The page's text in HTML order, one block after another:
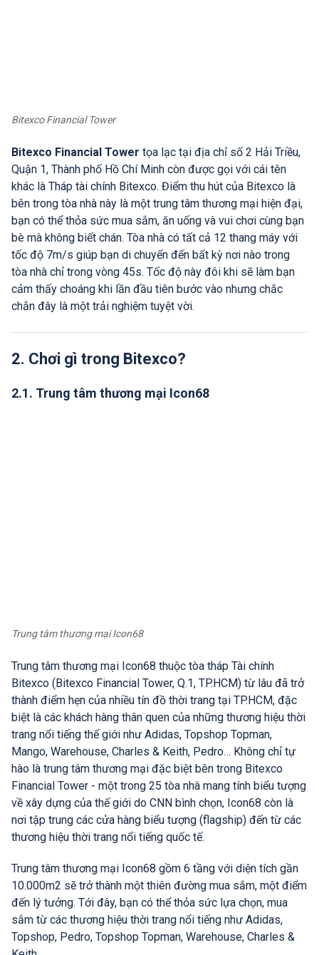
Bitexco Financial Tower
Bitexco Financial Tower tọa lạc tại địa chỉ số 2 Hải Triều,
Quận 1, Thành phố Hồ Chí Minh còn được gọi với cái tên
khác là Tháp tài chính Bitexco. Điểm thu hút của Bitexco là
bên trong tòa nhà này là một trung tâm thương mại hiện đại,
bạn có thể thỏa sức mua sắm, ăn uống và vui chơi cùng bạn
bè mà không biết chán. Tòa nhà có tất cả 12 thang máy với
tốc độ 7m/s giúp bạn di chuyển đến bất kỳ nơi nào trong
tòa nhà chỉ trong vòng 45s. Tốc độ này đôi khi sẽ làm bạn
cảm thấy choáng khi lần đầu tiên bước vào nhưng chắc
chắn đây là một trải nghiệm tuyệt vời.
2. Chơi gì trong Bitexco?
2.1. Trung tâm thương mại Icon68
Trung tâm thương mại Icon68
Trung tâm thương mại Icon68 thuộc tòa tháp Tài chính
Bitexco (Bitexco Financial Tower, Q.1, TP.HCM) từ lâu đã trở
thành điểm hẹn của nhiều tín đồ thời trang tại TP.HCM, đặc
biệt là các khách hàng thân quen của những thương hiệu thời
trang nổi tiếng thế giới như Adidas, Topshop Topman,
Mango, Warehouse, Charles & Keith, Pedro… Không chỉ tự
hào là trung tâm thương mại đặc biệt bên trong Bitexco
Financial Tower - một trong 25 tòa nhà mang tính biểu tượng
về xây dựng của thế giới do CNN bình chọn, Icon68 còn là
nơi tập trung các cửa hàng biểu tượng (flagship) đến từ các
thương hiệu thời trang nổi tiếng quốc tế.
Trung tâm thương mại Icon68 gồm 6 tầng với diện tích gần
10.000m2 sẽ trở thành một thiên đường mua sắm, một điểm
đến lý tưởng. Tới đây, bạn có thể thỏa sức lựa chọn, mua
sắm từ các thương hiệu thời trang nổi tiếng như Adidas,
Topshop, Pedro, Topshop Topman, Warehouse, Charles &